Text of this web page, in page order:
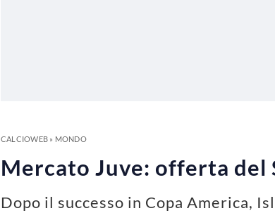
CALCIOWEB» MONDO
Mercato Juve: offerta del
Dopo il successo in Copa America,